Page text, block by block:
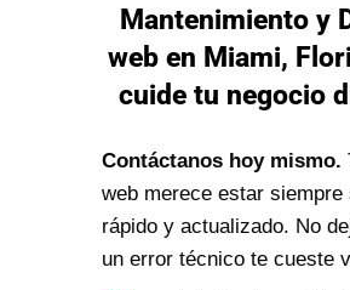
Mantenimiento y
web en Miami,
cuide tu negocio
Contáctanos hoy mismo.
web merece estar siempre
rápido y actualizado. No
un error técnico te cueste